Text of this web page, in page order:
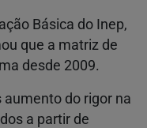
Básica do Inep,
que a matriz de
desde 2009.
aumento do rigor na
a partir de